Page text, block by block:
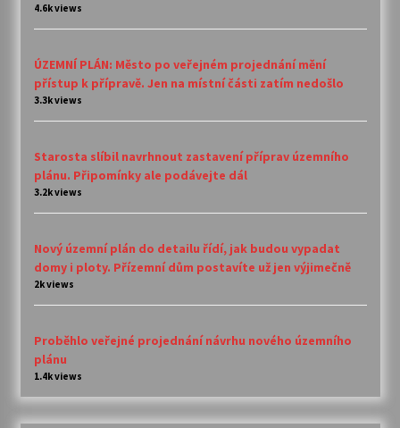
4.6k views
ÚZEMNÍ PLÁN: Město po veřejném projednání mění
přístup k přípravě. Jen na místní části zatím nedošlo
3.3k views
Starosta slíbil navrhnout zastavení příprav územního
plánu. Připomínky ale podávejte dál
3.2k views
Nový územní plán do detailu řídí, jak budou vypadat
domy i ploty. Přízemní dům postavíte už jen výjimečně
2k views
Proběhlo veřejné projednání návrhu nového územního
plánu
1.4k views